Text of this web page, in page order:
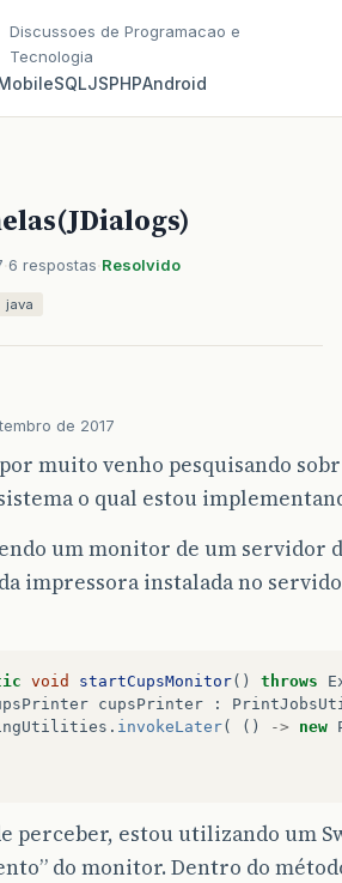
Discussoes de Programacao e
Tecnologia
SQLJSPHPAndroid
6 respostas Resolvido
java
de 2017
por muito venho pesquisando
o qual estou
um monitor de um servidor
impressora instalada no
void startCupsMonitor() throws
cupsPrinter :
. invokeLater( () -> new
perceber, estou utilizando um
do monitor. Dentro do